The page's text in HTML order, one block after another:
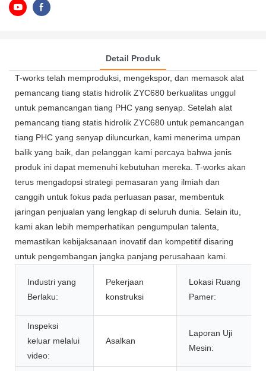
Detail Produk
T-works telah memproduksi, mengekspor, dan memasok alat
pemancang tiang statis hidrolik ZYC680 berkualitas unggul
untuk pemancangan tiang PHC yang senyap. Setelah alat
pemancang tiang statis hidrolik ZYC680 untuk pemancangan
tiang PHC yang senyap diluncurkan, kami menerima umpan
balik yang baik, dan pelanggan kami percaya bahwa jenis
produk ini dapat memenuhi kebutuhan mereka. T-works akan
terus mengadopsi strategi pemasaran yang ilmiah dan
canggih untuk fokus pada perluasan pasar, membentuk
jaringan penjualan yang lengkap di seluruh dunia. Selain itu,
kami akan lebih memperhatikan pengumpulan talenta,
memastikan kebijaksanaan inovatif dan kompetitif disaring
untuk pengembangan jangka panjang perusahaan kami.
Industri yang
Berlaku:
Pekerjaan
konstruksi
Lokasi Ruang
Pamer:
Inspeksi
keluar melalui
video:
Asalkan
Laporan Uji
Mesin: